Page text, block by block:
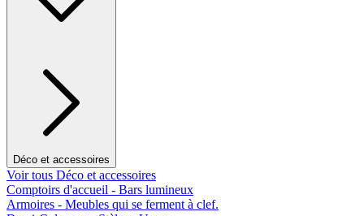
Déco et accessoires
Voir tous Déco et accessoires
Comptoirs d'accueil - Bars lumineux
Armoires - Meubles qui se ferment à clef.